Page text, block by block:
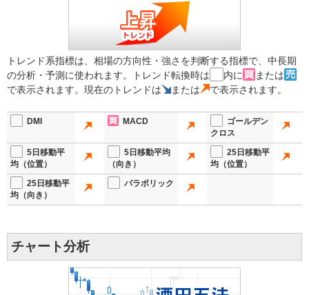
トレンド系指標は、相場の方向性・強さを判断する指標で、中長期
の分析・予測に使われます。トレンド転換時は
内に
または
で表示されます。現在のトレンドは
または で表示されます。
DMI MACD
ゴールデン
クロス
5日移動平
均（位置）
5日移動平均
（向き）
25日移動平
均（位置）
25日移動平
均（向き）
パラボリック
チャート分析